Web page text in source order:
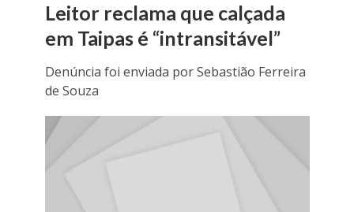
Leitor reclama que calçada
em Taipas é “intransitável”
Denúncia foi enviada por Sebastião Ferreira
de Souza